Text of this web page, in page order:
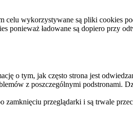
wykorzystywane są pliki cookies
ładowane są dopiero przy
o tym, jak często strona jest
z poszczególnymi podstronami.
przeglądarki i są trwale